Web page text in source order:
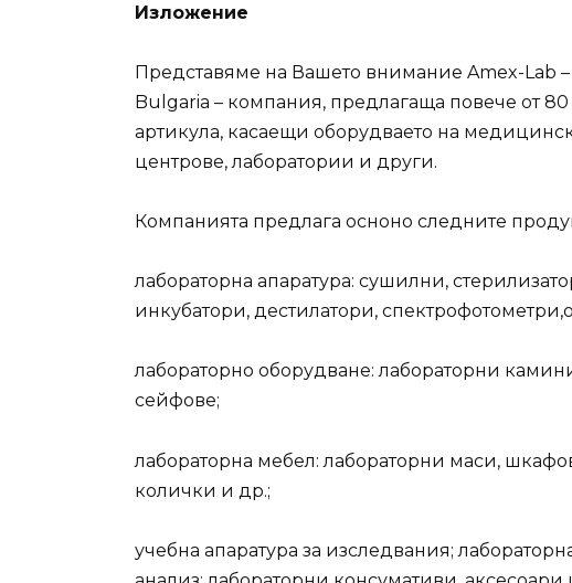
Изложение
Представяме на Вашето внимание Amex-Lab –
Bulgaria – компания, предлагаща повече от
артикула, касаещи оборудваето на
центрове, лаборатории и други.
Компанията предлага осноно следните
лабораторна апаратура: сушилни,
инкубатори, дестилатори,
лабораторно оборудване: лабораторни
сейфове;
лабораторна мебел: лабораторни маси,
колички и др.;
учебна апаратура за изследвания;